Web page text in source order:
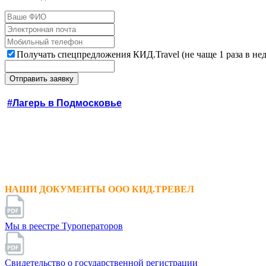
Получать спецпредложения КИД.Travel (не чаще 1 раза в
#Лагерь в Подмосковье
НАШИ ДОКУМЕНТЫ ООО КИД.ТРЕВЕЛ
Мы в реестре Туроператоров
Свидетельство о государственной регистрации